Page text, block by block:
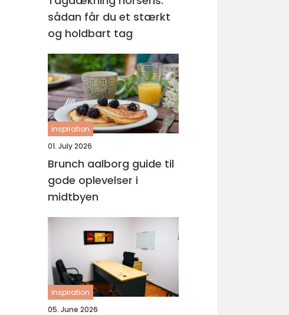
sådan får du et stærkt
og holdbart tag
inspiration
01. July 2026
Brunch aalborg guide til
gode oplevelser i
midtbyen
inspiration
05. June 2026